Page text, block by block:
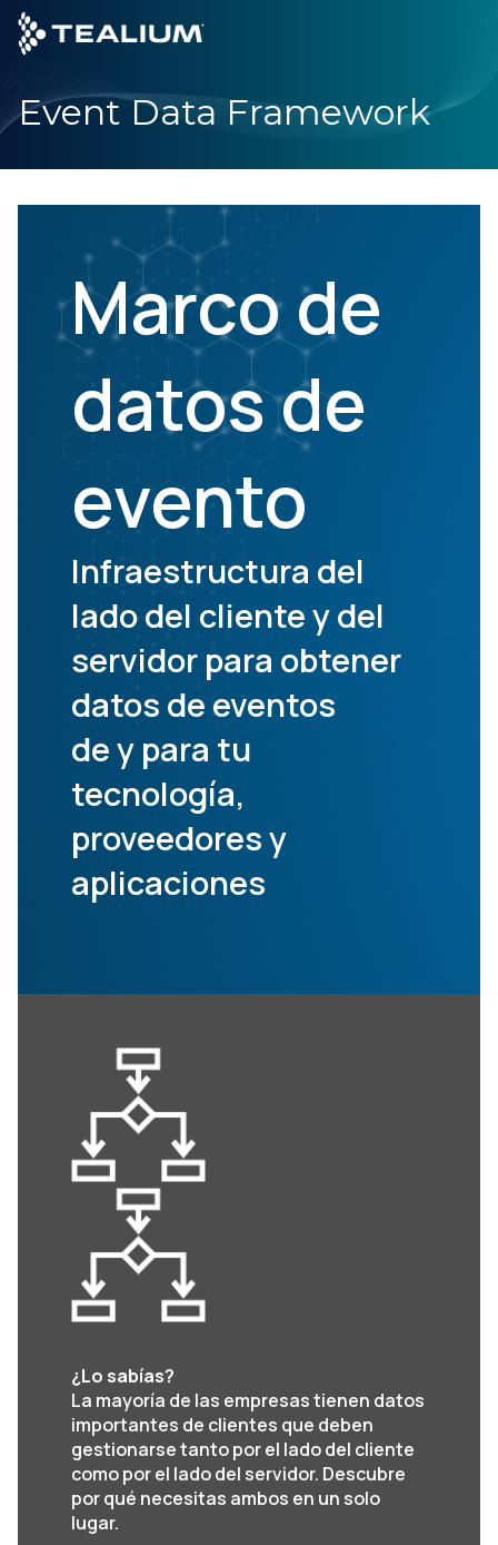
main
content
SOLICITA UNA DEMO INICIO DE
Productos
Soluciones
Industrias
Recursos
Empresa
Event Data Framework
Marco de
datos de
evento
Infraestructura del
lado del cliente y del
servidor para obtener
datos de eventos
de y para tu
tecnología,
proveedores y
aplicaciones
¿Lo sabías?
La mayoría de las empresas tienen datos
importantes de clientes que deben
gestionarse tanto por el lado del cliente
como por el lado del servidor. Descubre
por qué necesitas ambos en un solo
lugar.